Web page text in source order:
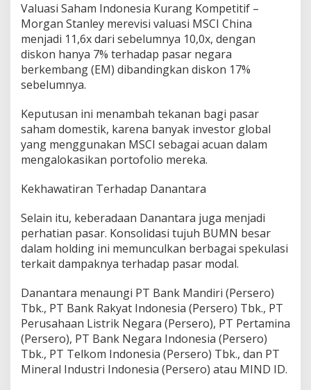
Valuasi Saham Indonesia Kurang Kompetitif –
Morgan Stanley merevisi valuasi MSCI China
menjadi 11,6x dari sebelumnya 10,0x, dengan
diskon hanya 7% terhadap pasar negara
berkembang (EM) dibandingkan diskon 17%
sebelumnya.
Keputusan ini menambah tekanan bagi pasar
saham domestik, karena banyak investor global
yang menggunakan MSCI sebagai acuan dalam
mengalokasikan portofolio mereka.
Kekhawatiran Terhadap Danantara
Selain itu, keberadaan Danantara juga menjadi
perhatian pasar. Konsolidasi tujuh BUMN besar
dalam holding ini memunculkan berbagai spekulasi
terkait dampaknya terhadap pasar modal.
Danantara menaungi PT Bank Mandiri (Persero)
Tbk., PT Bank Rakyat Indonesia (Persero) Tbk., PT
Perusahaan Listrik Negara (Persero), PT Pertamina
(Persero), PT Bank Negara Indonesia (Persero)
Tbk., PT Telkom Indonesia (Persero) Tbk., dan PT
Mineral Industri Indonesia (Persero) atau MIND ID.